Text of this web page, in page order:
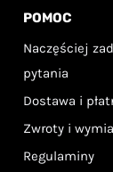
POMOC
Naczęściej
pytania
Dostawa i
Zwroty i
Regulaminy